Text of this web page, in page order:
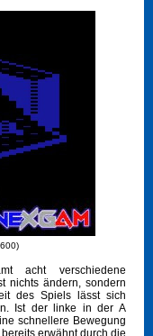
acht verschiedene
nichts ändern, sondern
des Spiels lässt sich
Ist der linke in der A
schnellere Bewegung